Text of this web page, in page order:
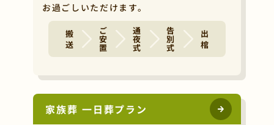
お過ごしいただけます。
搬 送 ご安置 通夜式 告別式 出 棺
家族葬 一日葬プラン